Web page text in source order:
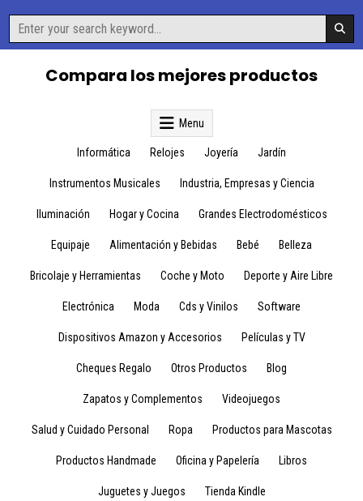
content
Search
for:
Compara los mejores productos
Menu
Informática Relojes Joyería Jardín
Instrumentos Musicales Industria, Empresas y Ciencia
Iluminación Hogar y Cocina Grandes Electrodomésticos
Equipaje Alimentación y Bebidas Bebé Belleza
Bricolaje y Herramientas Coche y Moto Deporte y Aire Libre
Electrónica Moda Cds y Vinilos Software
Dispositivos Amazon y Accesorios Películas y TV
Cheques Regalo Otros Productos Blog
Zapatos y Complementos Videojuegos
Salud y Cuidado Personal Ropa Productos para Mascotas
Productos Handmade Oficina y Papelería Libros
Juguetes y Juegos Tienda Kindle